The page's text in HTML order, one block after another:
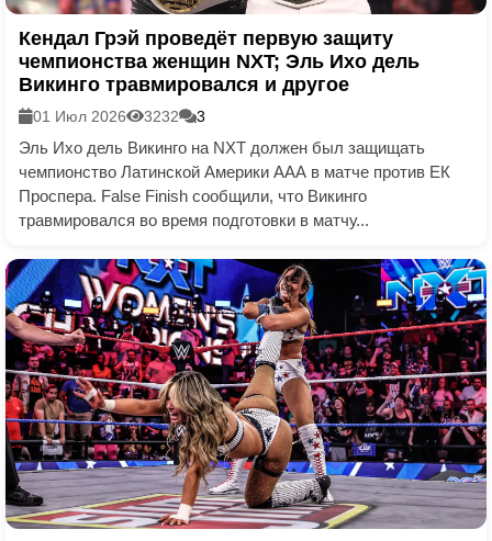
Кендал Грэй проведёт первую защиту
чемпионства женщин NXT; Эль Ихо дель
Викинго травмировался и другое
01 Июл 2026 3232 3
Эль Ихо дель Викинго на NXT должен был защищать
чемпионство Латинской Америки ААА в матче против ЕК
Проспера. False Finish сообщили, что Викинго
травмировался во время подготовки в матчу...